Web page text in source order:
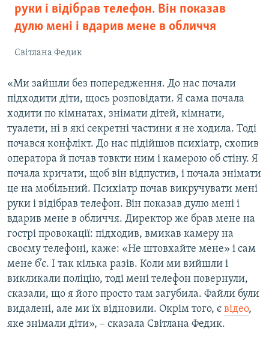
руки і відібрав телефон. Він показав
дулю мені і вдарив мене в обличчя
Світлана Федик
«Ми зайшли без попередження. До нас почали
підходити діти, щось розповідати. Я сама почала
ходити по кімнатах, знімати дітей, кімнати,
туалети, ні в які секретні частини я не ходила. Тоді
почався конфлікт. До нас підійшов психіатр, схопив
оператора й почав товкти ним і камерою об стіну. Я
почала кричати, щоб він відпустив, і почала знімати
це на мобільний. Психіатр почав викручувати мені
руки і відібрав телефон. Він показав дулю мені і
вдарив мене в обличчя. Директор же брав мене на
гострі провокації: підходив, вмикав камеру на
своєму телефоні, каже: «Не штовхайте мене» і сам
мене б’є. І так кілька разів. Коли ми вийшли і
викликали поліцію, тоді мені телефон повернули,
сказали, що я його просто там загубила. Файли були
видалені, але ми їх відновили. Окрім того, є відео,
яке знімали діти», – сказала Світлана Федик.